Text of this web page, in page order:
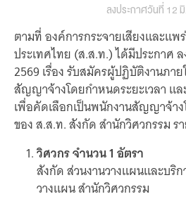
View The World via The Voice
Thai PBS World
We Bring Thailand to The
เว็บไซต์บริการ
C-SITE
เพราะพลังการสื่อสารอยู่ใน
Locals
Policy Watch
ติดต่อเรา
About
ลงประกาศวันที่ 12
ตามที่ องค์การกระจายเสียงและแ
ประเทศไทย (ส.ส.ท.) ได้มีประกาศ
2569 เรื่อง รับสมัครผู้ปฏิบัติงานภา
สัญญาจ้างโดยกำหนดระยะเวลา แ
เพื่อคัดเลือกเป็นพนักงานสัญญาจ้าง
ของ ส.ส.ท. สังกัด สำนักวิศวกรรม ร
วิศวกร จำนวน 1 อัตรา
สังกัด ส่วนงานวางแผนและบริ
วางแผน สำนักวิศวกรรม